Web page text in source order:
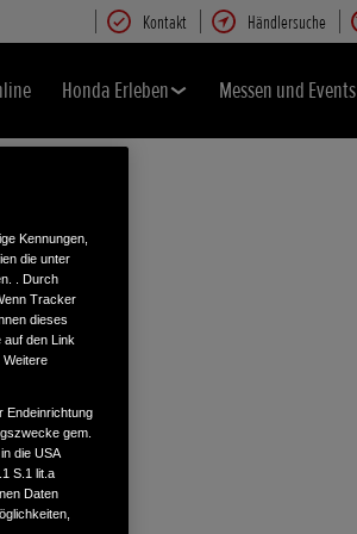
Kontakt Händlersuche
Honda Erleben Messen und Events
Kennungen,
die unter
. Durch
Tracker
dieses
auf den Link
Weitere
Endeinrichtung
gem.
die USA
S.1 lit.a
Daten